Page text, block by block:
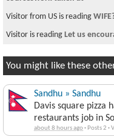
Visitor from US is reading
Visitor is reading Let us
You might like these
Sandhu » Sandhu
Davis square pizza
restaurants job in
about 8 hours ago· Posts 2 ·